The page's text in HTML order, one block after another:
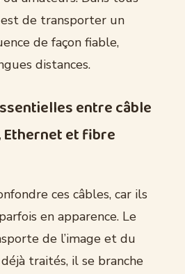
est de transporter un
de façon fiable,
distances.
entre câble
Ethernet et fibre
ces câbles, car ils
en apparence. Le
de l’image et du
traités, il se branche